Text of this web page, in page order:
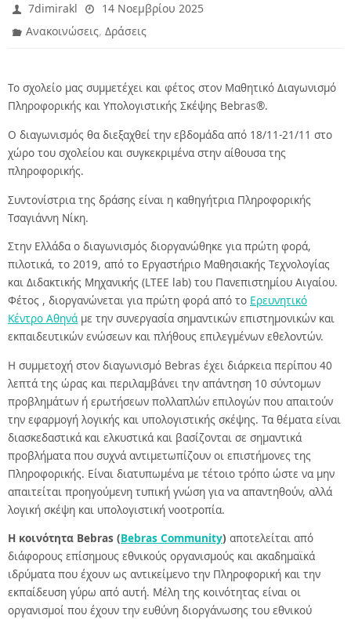
7dimirakl
14 Νοεμβρίου 2025
Ανακοινώσεις,Δράσεις
Το σχολείο μας συμμετέχει και φέτος στον Μαθητικό Διαγωνισμό
Πληροφορικής και Υπολογιστικής Σκέψης Bebras®.
Ο διαγωνισμός θα διεξαχθεί την εβδομάδα από 18/11-21/11 στο
χώρο του σχολείου και συγκεκριμένα στην αίθουσα της
πληροφορικής.
Συντονίστρια της δράσης είναι η καθηγήτρια Πληροφορικής
Τσαγιάννη Νίκη.
Στην Ελλάδα ο διαγωνισμός διοργανώθηκε για πρώτη φορά,
πιλοτικά, το 2019, από το Εργαστήριο Μαθησιακής Τεχνολογίας
και Διδακτικής Μηχανικής (LTEE lab) του Πανεπιστημίου Αιγαίου.
Φέτος , διοργανώνεται για πρώτη φορά από το Ερευνητικό
Κέντρο Αθηνάμε την συνεργασία σημαντικών επιστημονικών και
εκπαιδευτικών ενώσεων και πλήθους επιλεγμένων εθελοντών.
Η συμμετοχή στον διαγωνισμό Bebras έχει διάρκεια περίπου 40
λεπτά της ώρας και περιλαμβάνει την απάντηση 10 σύντομων
προβλημάτων ή ερωτήσεων πολλαπλών επιλογών που απαιτούν
την εφαρμογή λογικής και υπολογιστικής σκέψης. Τα θέματα είναι
διασκεδαστικά και ελκυστικά και βασίζονται σε σημαντικά
προβλήματα που συχνά αντιμετωπίζουν οι επιστήμονες της
Πληροφορικής. Είναι διατυπωμένα με τέτοιο τρόπο ώστε να μην
απαιτείται προηγούμενη τυπική γνώση για να απαντηθούν, αλλά
λογική σκέψη και υπολογιστική νοοτροπία.
Η κοινότητα Bebras (Bebras Community) αποτελείται από
διάφορους επίσημους εθνικούς οργανισμούς και ακαδημαϊκά
ιδρύματα που έχουν ως αντικείμενο την Πληροφορική και την
εκπαίδευση γύρω από αυτή. Μέλη της κοινότητας είναι οι
οργανισμοί που έχουν την ευθύνη διοργάνωσης του εθνικού